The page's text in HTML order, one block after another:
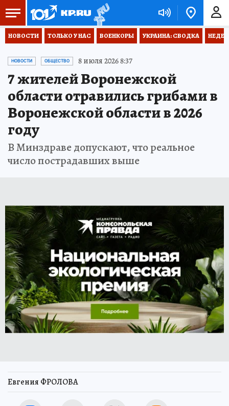
НОВОСТИ ТОЛЬКО У НАС ВОЕНКОРЫ УКРАИНА: СВОДКА
НОВОСТИ ОБЩЕСТВО 8 июля 2026 8:37
7 жителей Воронежской
области отравились грибами в
Воронежской области в 2026
году
В Минздраве допускают, что реальное
число пострадавших выше
Евгения ФРОЛОВА